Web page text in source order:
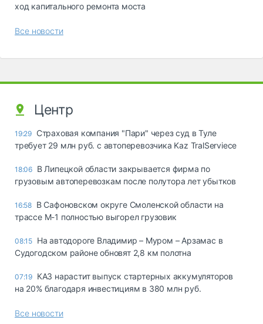
ход капитального ремонта моста
Все новости
Центр
19:29 Страховая компания "Пари" через суд в Туле
требует 29 млн руб. с автоперевозчика Kaz TralServiece
18:06 В Липецкой области закрывается фирма по
грузовым автоперевозкам после полутора лет убытков
16:58 В Сафоновском округе Смоленской области на
трассе М-1 полностью выгорел грузовик
08:15 На автодороге Владимир – Муром – Арзамас в
Судогодском районе обновят 2,8 км полотна
07:19 КАЗ нарастит выпуск стартерных аккумуляторов
на 20% благодаря инвестициям в 380 млн руб.
Все новости